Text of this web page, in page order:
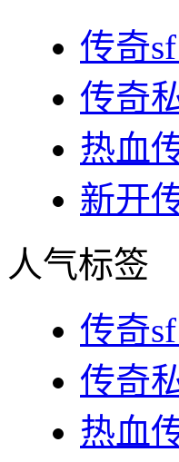
传奇sf
传奇
热血
新开
人气标签
传奇sf
传奇
热血